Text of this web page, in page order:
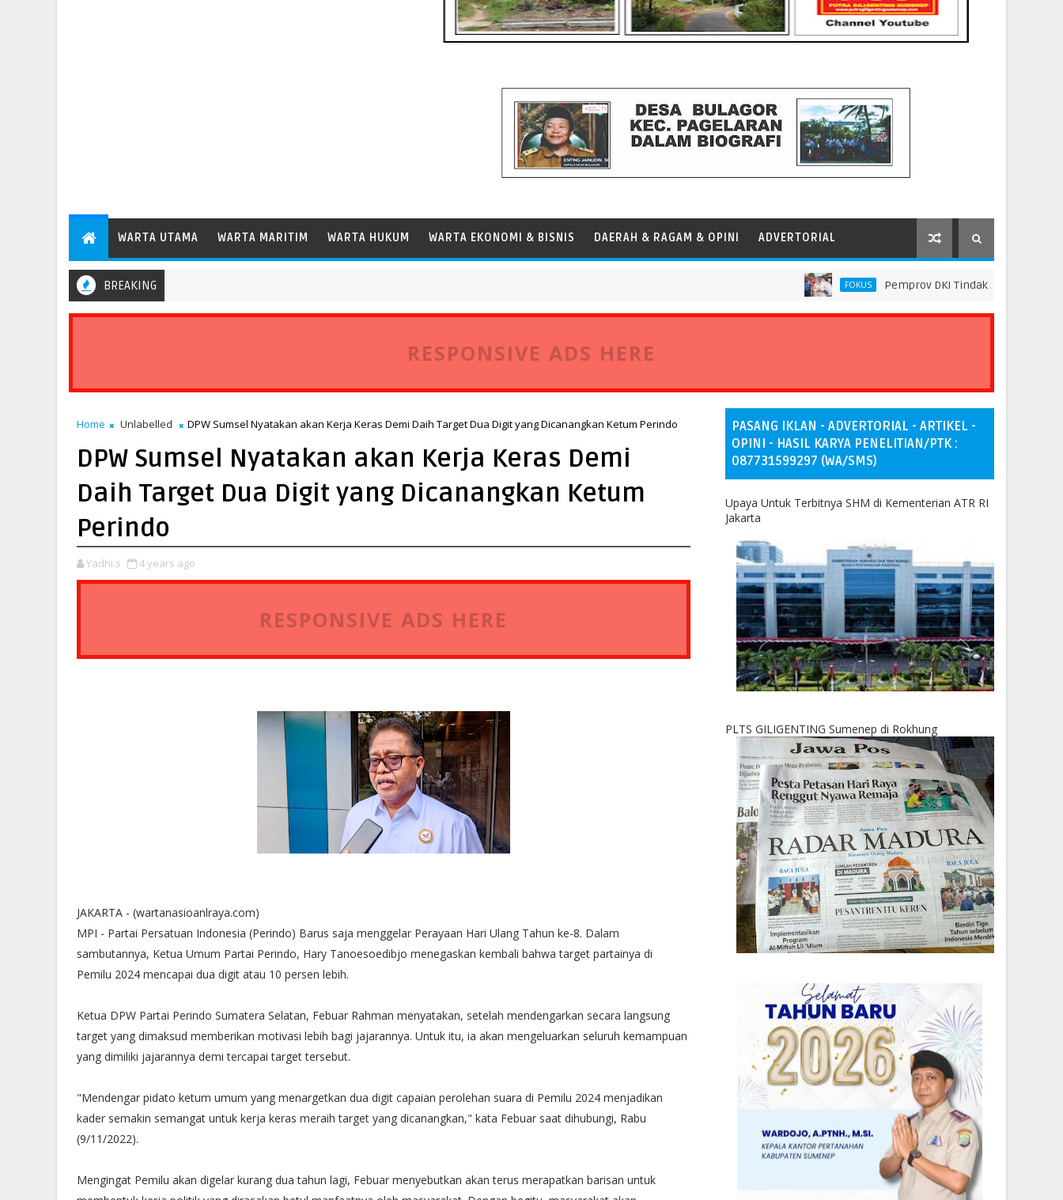
WARTA UTAMA WARTA MARITIM WARTA HUKUM WARTA EKONOMI & BISNIS DAERAH & RAGAM & OPINI ADVERTORIAL
BREAKING FOKUS Pemprov DKI Tindak Seluruh Rantai
Patimban Perdana Layani Kapal Peti Kemas Besar Kelas Panamax
RESPONSIVE ADS HERE
Home Unlabelled DPW Sumsel Nyatakan akan Kerja Keras Demi Daih Target Dua Digit yang Dicanangkan Ketum Perindo
DPW Sumsel Nyatakan akan Kerja Keras Demi
Daih Target Dua Digit yang Dicanangkan Ketum
Perindo
Yadhi.s 4 years ago
RESPONSIVE ADS HERE
JAKARTA - (wartanasioanlraya.com)
MPI - Partai Persatuan Indonesia (Perindo) Barus saja menggelar Perayaan Hari Ulang Tahun ke-8. Dalam
sambutannya, Ketua Umum Partai Perindo, Hary Tanoesoedibjo menegaskan kembali bahwa target partainya di
Pemilu 2024 mencapai dua digit atau 10 persen lebih.
Ketua DPW Partai Perindo Sumatera Selatan, Febuar Rahman menyatakan, setelah mendengarkan secara langsung
target yang dimaksud memberikan motivasi lebih bagi jajarannya. Untuk itu, ia akan mengeluarkan seluruh kemampuan
yang dimiliki jajarannya demi tercapai target tersebut.
"Mendengar pidato ketum umum yang menargetkan dua digit capaian perolehan suara di Pemilu 2024 menjadikan
kader semakin semangat untuk kerja keras meraih target yang dicanangkan," kata Febuar saat dihubungi, Rabu
(9/11/2022).
Mengingat Pemilu akan digelar kurang dua tahun lagi, Febuar menyebutkan akan terus merapatkan barisan untuk
PASANG IKLAN - ADVERTORIAL - ARTIKEL -
OPINI - HASIL KARYA PENELITIAN/PTK :
087731599297 (WA/SMS)
Upaya Untuk Terbitnya SHM di Kementerian ATR RI
Jakarta
PLTS GILIGENTING Sumenep di Rokhung